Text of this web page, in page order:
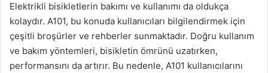
Elektrikli bisikletlerin bakımı ve kullanımı da oldukça
kolaydır. A101, bu konuda kullanıcıları bilgilendirmek için
çeşitli broşürler ve rehberler sunmaktadır. Doğru kullanım
ve bakım yöntemleri, bisikletin ömrünü uzatırken,
performansını da artırır. Bu nedenle, A101 kullanıcılarını